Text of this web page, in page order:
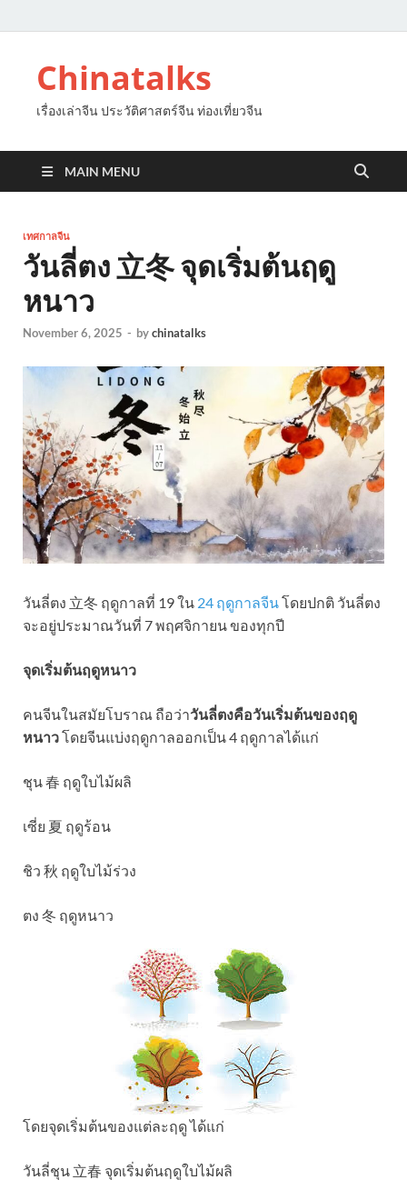
Chinatalks
เรื่องเล่าจีน ประวัติศาสตร์จีน ท่องเที่ยวจีน
MAIN MENU
เทศกาลจีน
วันลี่ตง 立冬 จุดเริ่มต้นฤดู
หนาว
November 6, 2025 - bychinatalks
วันลี่ตง 立冬 ฤดูกาลที่ 19 ใน 24 ฤดูกาลจีนโดยปกติ วันลี่ตง
จะอยู่ประมาณวันที่ 7 พฤศจิกายน ของทุกปี
จุดเริ่มต้นฤดูหนาว
คนจีนในสมัยโบราณ ถือว่าวันลี่ตงคือวันเริ่มต้นของฤดู
หนาวโดยจีนแบ่งฤดูกาลออกเป็น 4 ฤดูกาลได้แก่
ชุน 春 ฤดูใบไม้ผลิ
เซี่ย 夏 ฤดูร้อน
ชิว 秋 ฤดูใบไม้ร่วง
ตง 冬 ฤดูหนาว
โดยจุดเริ่มต้นของแต่ละฤดู ได้แก่
วันลี่ชุน 立春 จุดเริ่มต้นฤดูใบไม้ผลิ